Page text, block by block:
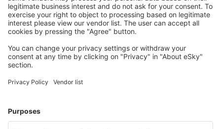
Cazarea preferată
Alege din peste 1,3 mil. de opţiuni: hoteluri, cabane,
Cele mai căutate hoteluri de către utilizatorii eSky
Hoteluri în Palermo